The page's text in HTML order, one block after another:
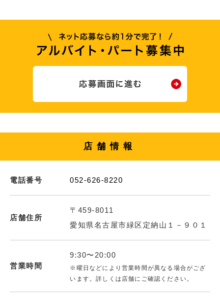
店舗情報
電話番号 052-626-8220
店舗住所
〒459-8011
愛知県名古屋市緑区定納山１－９０１
営業時間
9:30〜20:00
※曜日などにより営業時間が異なる場合がござ
います。詳しくは店舗にご確認ください。